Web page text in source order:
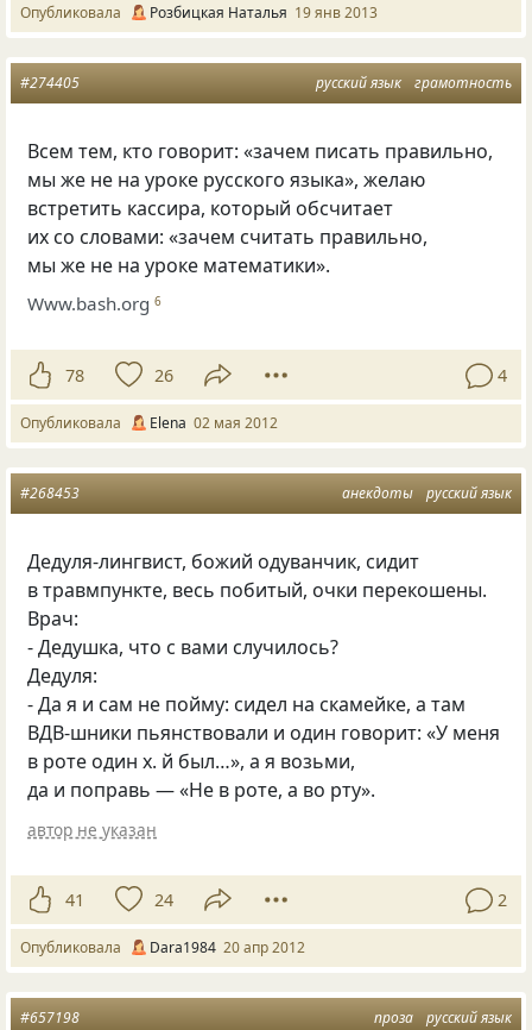
Опубликовала Розбицкая Наталья 19 янв 2013
русский язык грамотность
#274405
Всем тем, кто говорит: «зачем писать правильно,
мы же не на уроке русского языка», желаю
встретить кассира, который обсчитает
их со словами: «зачем считать правильно,
мы же не на уроке математики».
Www.bash.org 6
78 26 4
Опубликовала Elena 02 мая 2012
анекдоты русский язык
#268453
Дедуля-лингвист, божий одуванчик, сидит
в травмпункте, весь побитый, очки перекошены.
Врач:
- Дедушка, что с вами случилось?
Дедуля:
- Да я и сам не пойму: сидел на скамейке, а там
ВДВ-шники пьянствовали и один говорит: «У меня
в роте один х. й был…», а я возьми,
да и поправь — «Не в роте, а во рту».
автор не указан
41 24 2
Опубликовала Dara1984 20 апр 2012
проза русский язык
#657198